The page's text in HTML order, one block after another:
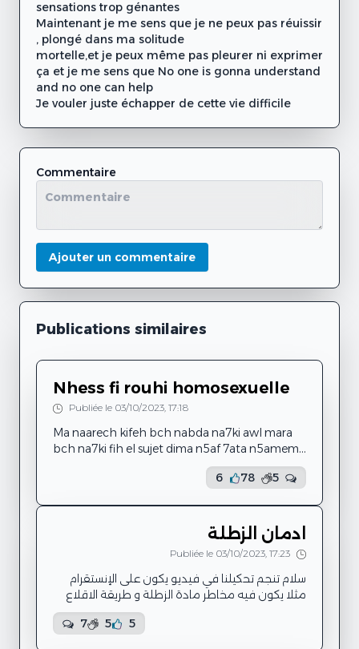
sensations trop génantes
Maintenant je me sens que je ne peux pas réuissir
, plongé dans ma solitude
mortelle,et je peux même pas pleurer ni exprimer
ça et je me sens que No one is gonna understand
and no one can help
Je vouler juste échapper de cette vie difficile
Commentaire
Ajouter un commentaire
Publications similaires
Nhess fi rouhi homosexuelle
Publiée le 03/10/2023, 17:18
Ma naarech kifeh bch nabda na7ki awl mara
bch na7ki fih el sujet dima n5af 7ata n5amem
fih bini w bin rouhi ama berasmi t3ebt
Behi 7keyti : ena tofla trabit 3al islem w 3al
mouch ay tofla. Kif nwali s7ab ena w wahda w
twali tehtam biya w de mm ena nehtam biha
s7ab mou9arbin yaani ena nwali nheb fiha
nwali nghir 3l...
6 78 5
ادمان الزطلة
Publiée le 03/10/2023, 17:23
سلام تنجم تحكيلنا في فيديو يكون على الإنستقرام
مثلا يكون فيه مخاطر مادة الزطلة و طريقة الاقلاع
5
5
7